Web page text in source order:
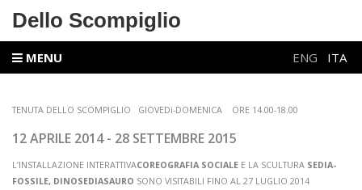
Dello Scompiglio
MENU ENG ITA
TENUTA DELLO SCOMPIGLIO GIOVEDì-DOMENICA ORE 14.00-18.00
12 APRILE 2014 - 28 SETTEMBRE 2015
L’INSTALLAZIONE INTERATTIVACOREOGRAFIA SOCIALE E LA SCULTURA SEDIA-
FOSSILE, DINOSEDIASAURO SONO VISITABILI FINO AL 27 LUGLIO 2014